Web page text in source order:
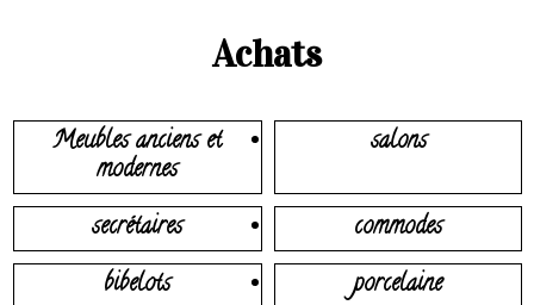
Achats
Meubles anciens et
modernes
salons
secrétaires
commodes
bibelots
porcelaine